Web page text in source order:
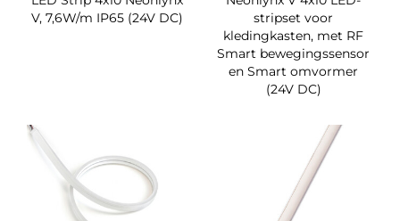
V, 7,6W/m IP65 (24V DC)
stripset voor
kledingkasten, met RF
Smart bewegingssensor
en Smart omvormer
(24V DC)